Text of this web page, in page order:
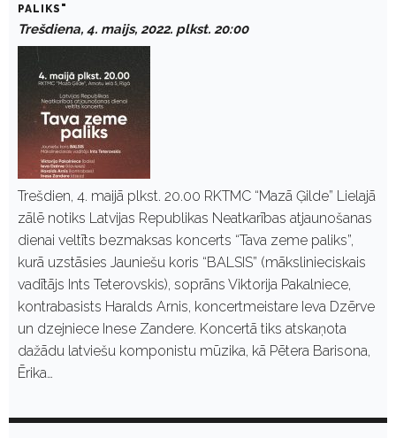
PALIKS"
Trešdiena, 4. maijs, 2022. plkst. 20:00
Trešdien, 4. maijā plkst. 20.00 RKTMC “Mazā Ģilde” Lielajā
zālē notiks Latvijas Republikas Neatkarības atjaunošanas
dienai veltīts bezmaksas koncerts “Tava zeme paliks”,
kurā uzstāsies Jauniešu koris “BALSIS” (mākslinieciskais
vadītājs Ints Teterovskis), soprāns Viktorija Pakalniece,
kontrabasists Haralds Arnis, koncertmeistare Ieva Dzērve
un dzejniece Inese Zandere. Koncertā tiks atskaņota
dažādu latviešu komponistu mūzika, kā Pētera Barisona,
Ērika…